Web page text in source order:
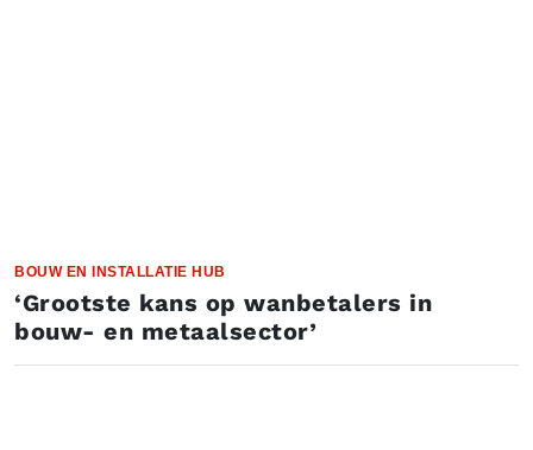
BOUW EN INSTALLATIE HUB
‘Grootste kans op wanbetalers in
bouw- en metaalsector’